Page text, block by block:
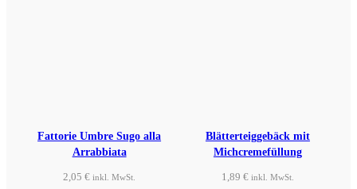
Fattorie Umbre Sugo alla
Arrabbiata
2,05€ inkl. MwSt.
Blätterteiggebäck mit
Michcremefüllung
1,89 € inkl. MwSt.